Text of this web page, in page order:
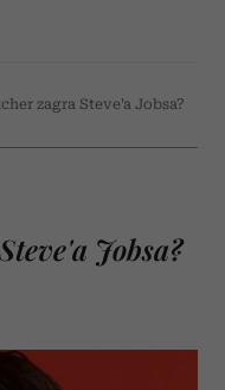
zagra Steve'a Jobsa?
Jobsa?